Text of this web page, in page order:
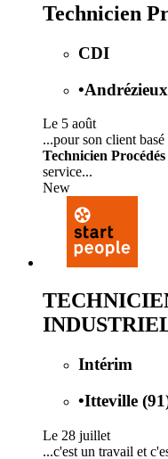
Technicien
CDI
•
Le 5 août
...pour son client
Technicien Procédés
service...
New
Intérim
•Itteville
Le 28 juillet
...c'est un travail et